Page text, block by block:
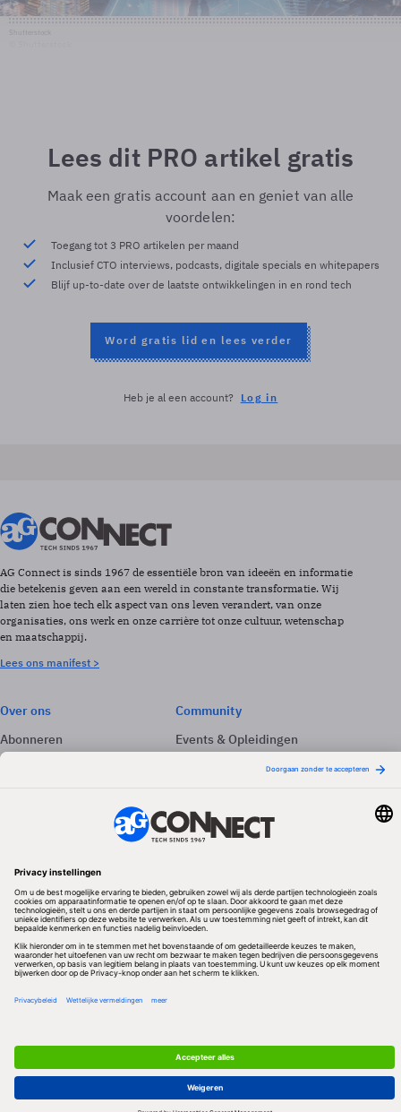
Lees dit PRO artikel gratis
Maak een gratis account aan en geniet van alle
voordelen:
Toegang tot 3 PRO artikelen per maand
Inclusief CTO interviews, podcasts, digitale specials en whitepapers
Blijf up-to-date over de laatste ontwikkelingen in en rond tech
Word gratis lid en lees verder
Heb je al een account? Log in
AG Connect is sinds 1967 de essentiële bron van ideeën en informatie
die betekenis geven aan een wereld in constante transformatie. Wij
laten zien hoe tech elk aspect van ons leven verandert, van onze
organisaties, ons werk en onze carrière tot onze cultuur, wetenschap
en maatschappij.
Lees ons manifest >
Over ons
Abonneren
Adverteren
Community
Events & Opleidingen
Volg ons
Redactionele partner
Algemene Voorwaarden & Copyrights